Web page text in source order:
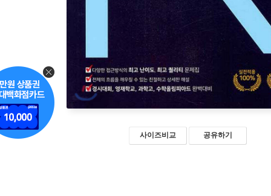
사이즈비교 공유하기